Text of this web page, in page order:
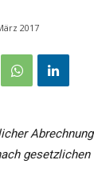
2017
gesetzlichen